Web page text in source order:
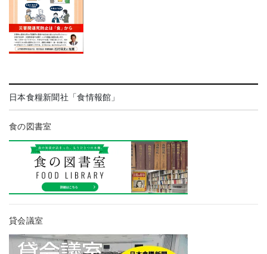
日本食糧新聞社「食情報館」
食の図書室
貸会議室